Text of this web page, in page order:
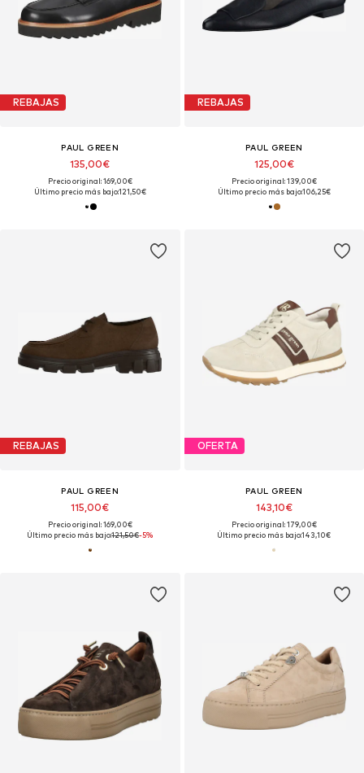
REBAJAS
PAUL GREEN
135,00€
Precio original: 169,00€
Último precio más bajo:121,50€
REBAJAS
PAUL GREEN
125,00€
Precio original: 139,00€
Último precio más bajo:106,25€
REBAJAS
PAUL GREEN
115,00€
Precio original: 169,00€
Último precio más bajo:121,50€-5%
OFERTA
PAUL GREEN
143,10€
Precio original: 179,00€
Último precio más bajo:143,10€